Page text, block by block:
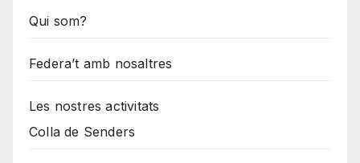
Qui som?
Federa’t amb nosaltres
Les nostres activitats
Colla de Senders